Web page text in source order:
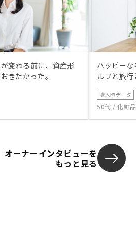
変わる前に、資産形
きたかった。
ハッピー
ルフと旅
購入時データ
50代 / 化粧
オーナーインタビューを
もっと見る